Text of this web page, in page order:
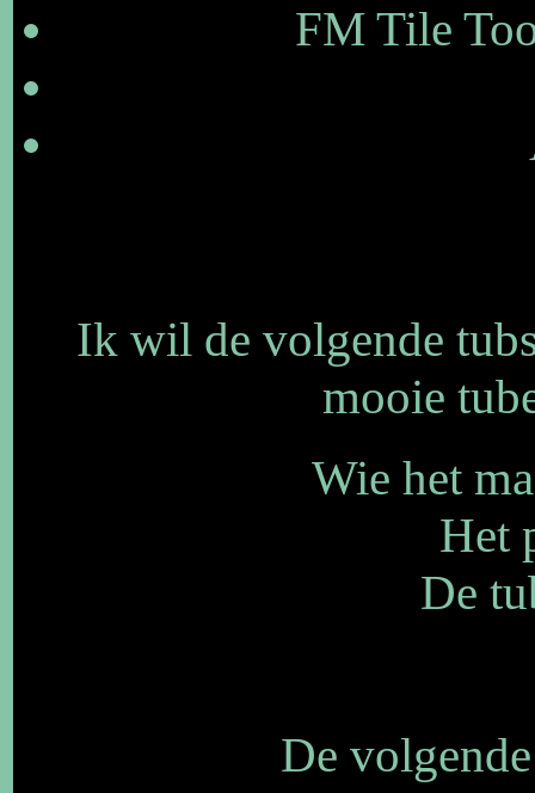
FM Tile
Ik wil de volgende
mooie
Wie het
Het
De
De